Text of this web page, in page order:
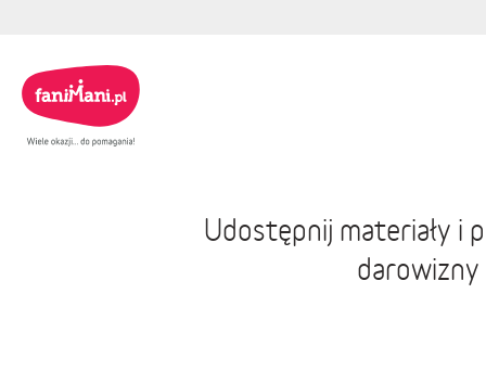
Udostępnij materiały i